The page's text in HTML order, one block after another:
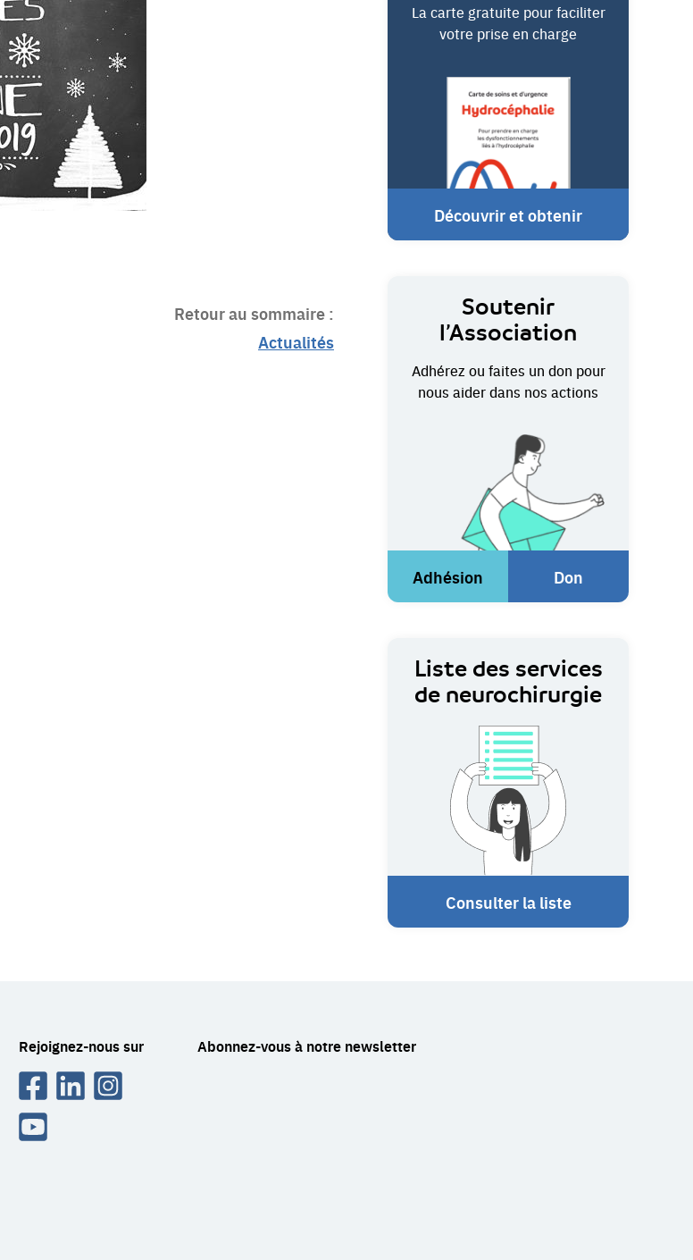
Retour au sommaire :
Actualités
La carte gratuite pour faciliter
votre prise en charge
Découvrir et obtenir
Soutenir
l’Association
Adhérez ou faites un don pour
nous aider dans nos actions
Adhésion
(Lien
externe)
Don
(Lien
externe)
Liste des services
de neurochirurgie
Consulter la liste
Rejoignez-nous sur
FacebookLinkedinInstagram
Youtube
Abonnez-vous à notre newsletter